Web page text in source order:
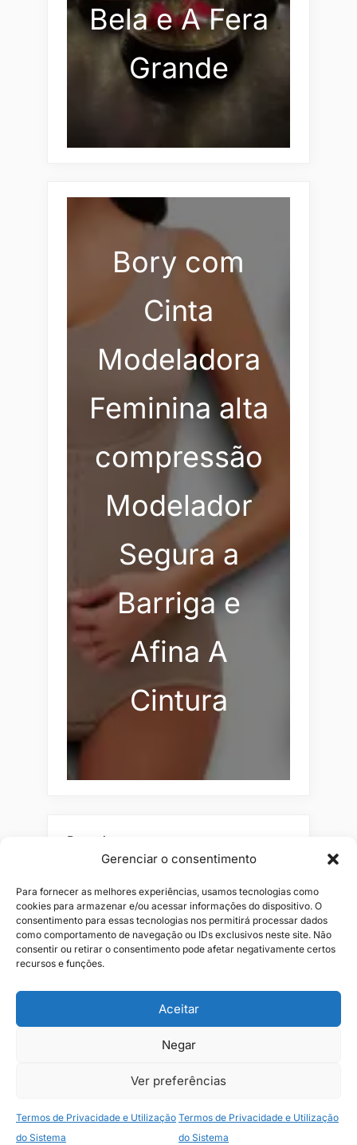
Gerenciar o consentimento
Para fornecer as melhores experiências, usamos tecnologias como
cookies para armazenar e/ou acessar informações do dispositivo. O
consentimento para essas tecnologias nos permitirá processar dados
como comportamento de navegação ou IDs exclusivos neste site. Não
consentir ou retirar o consentimento pode afetar negativamente certos
recursos e funções.
Aceitar
Negar
Ver preferências
Termos de Privacidade e Utilização
do Sistema
Termos de Privacidade e Utilização
do Sistema
Bela e A Fera
Grande
Bory com
Cinta
Modeladora
Feminina alta
compressão
Modelador
Segura a
Barriga e
Afina A
Cintura
Pesquisar
Combos
Jeans Kits Masculino
Copyright © 2026 JR1 Shopping.
Theme: Oceanly Green byScriptsTown